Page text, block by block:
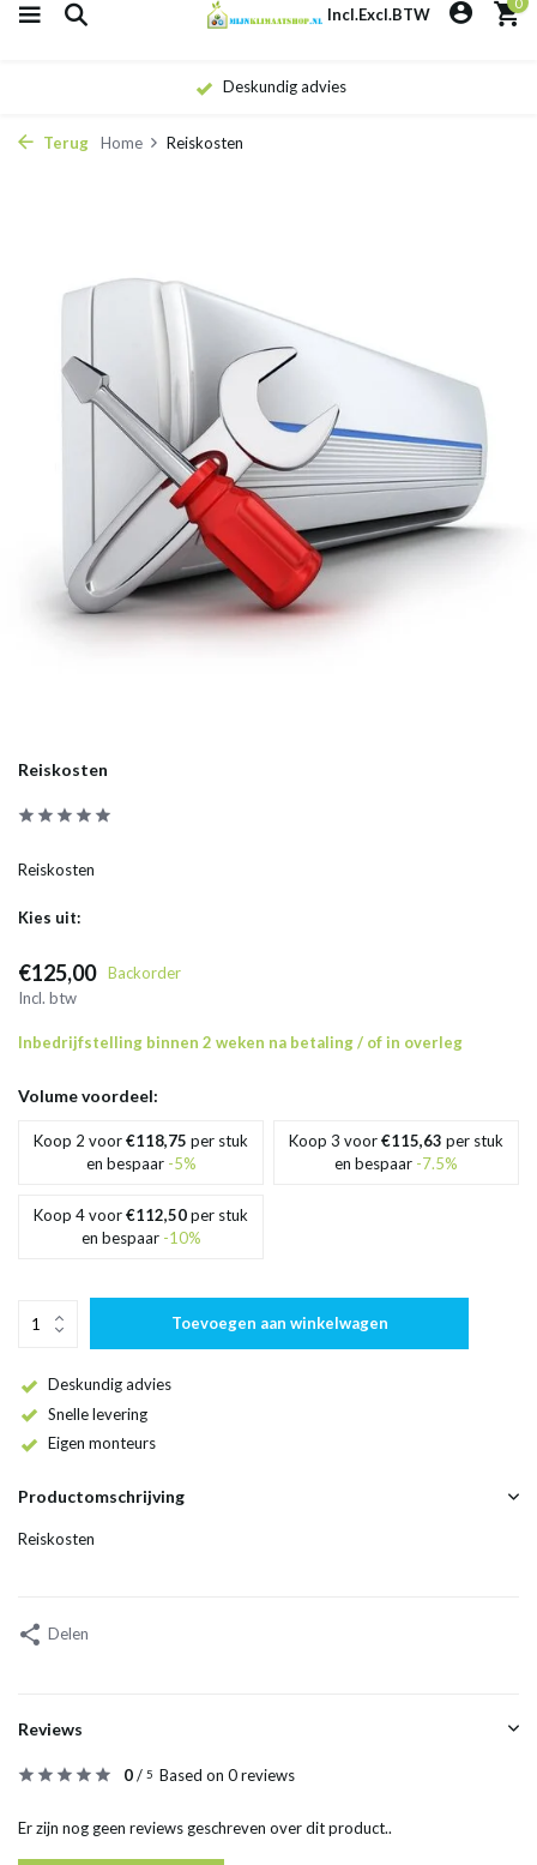
Incl.Excl.BTW
Terug Home Reiskosten
Reiskosten
Reiskosten
Kies uit:
€125,00
Backorder
Incl. btw
Inbedrijfstelling binnen 2 weken na betaling / of in overleg
Volume voordeel:
Koop 2 voor€118,75 per stuk
en bespaar -5%
Koop 3 voor€115,63 per stuk
en bespaar -7.5%
Koop 4 voor€112,50per stuk
en bespaar -10%
Toevoegen aan winkelwagen
Deskundig advies
Snelle levering
Eigen monteurs
Productomschrijving
Reiskosten
Delen
Reviews
0/ 5 Based on 0 reviews
Er zijn nog geen reviews geschreven over dit product..